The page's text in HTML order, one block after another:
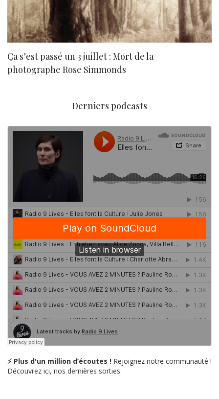
Ça s’est passé un 3 juillet : Mort de la
photographe Rose Simmonds
Derniers podcasts
⚡ Plus d'un million d’écoutes ! Rejoignez notre communauté !
Découvrez ici, nos dernières sorties.